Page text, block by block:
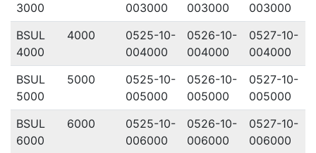
3000
003000
003000
003000
BSUL
4000
4000
0525-10-
004000
0526-10-
004000
0527-10-
004000
BSUL
5000
5000
0525-10-
005000
0526-10-
005000
0527-10-
005000
BSUL
6000
6000
0525-10-
006000
0526-10-
006000
0527-10-
006000